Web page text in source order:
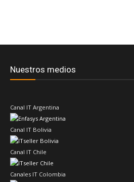
Nuestros medios
Canal IT Argentina
Canal IT Bolivia
Canal IT Chile
Canales IT Colombia